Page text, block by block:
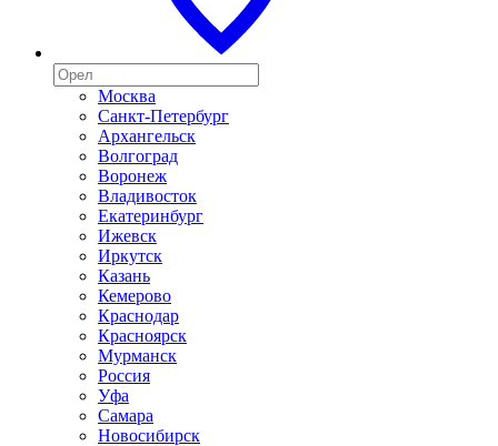
Москва
Санкт-Петербург
Архангельск
Волгоград
Воронеж
Владивосток
Екатеринбург
Ижевск
Иркутск
Казань
Кемерово
Краснодар
Красноярск
Мурманск
Россия
Уфа
Самара
Новосибирск